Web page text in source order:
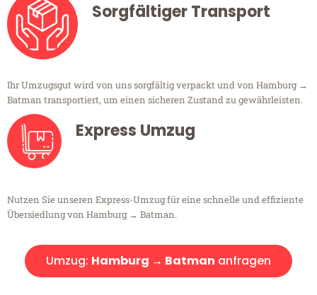
Sorgfältiger Transport
Ihr Umzugsgut wird von uns sorgfältig verpackt und von Hamburg →
Batman transportiert, um einen sicheren Zustand zu gewährleisten.
Express Umzug
Nutzen Sie unseren Express-Umzug für eine schnelle und effiziente
Übersiedlung von Hamburg → Batman.
Umzug: Hamburg → Batman anfragen